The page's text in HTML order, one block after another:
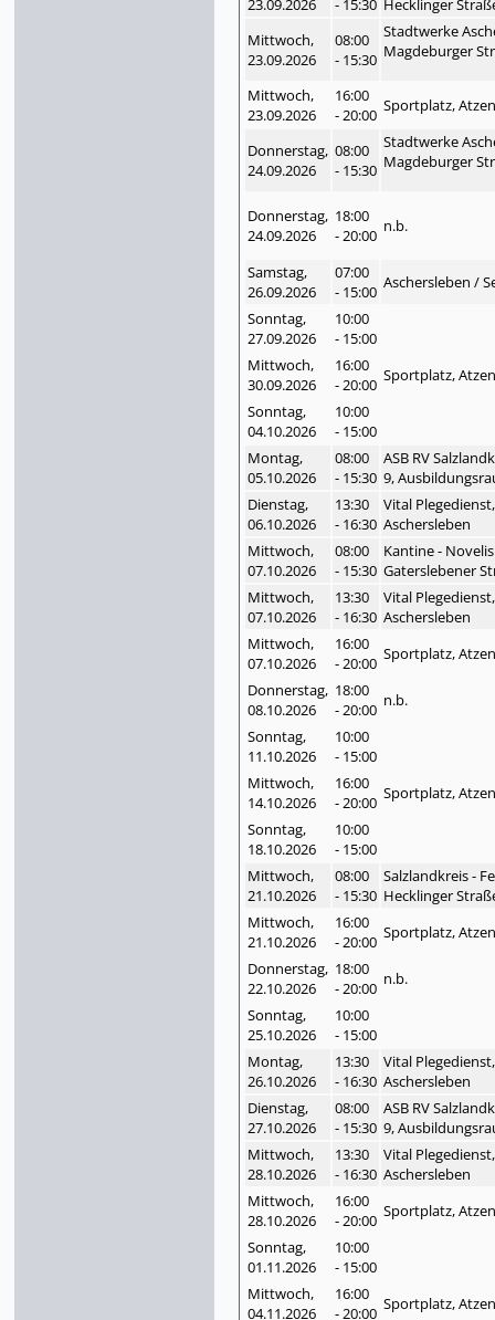
23.09.2026
- 15:30 Hecklinger
Mittwoch,
23.09.2026
08:00
- 15:30
Stadtwerke
Magdeburger
Mittwoch,
23.09.2026
16:00
- 20:00 Sportplatz,
Donnerstag,
24.09.2026
08:00
- 15:30
Stadtwerke
Magdeburger
Donnerstag,
24.09.2026
18:00
- 20:00 n.b.
Samstag,
26.09.2026
07:00
- 15:00 Aschersleben /
Sonntag,
27.09.2026
10:00
- 15:00
Mittwoch,
30.09.2026
16:00
- 20:00 Sportplatz,
Sonntag,
04.10.2026
10:00
- 15:00
Montag,
05.10.2026
08:00
- 15:30
ASB RV
9,
Dienstag,
06.10.2026
13:30
- 16:30
Vital
Aschersleben
Mittwoch,
07.10.2026
08:00
- 15:30
Kantine -
Gaterslebener
Mittwoch,
07.10.2026
13:30
- 16:30
Vital
Aschersleben
Mittwoch,
07.10.2026
16:00
- 20:00 Sportplatz,
Donnerstag,
08.10.2026
18:00
- 20:00 n.b.
Sonntag,
11.10.2026
10:00
- 15:00
Mittwoch,
14.10.2026
16:00
- 20:00 Sportplatz,
Sonntag,
18.10.2026
10:00
- 15:00
Mittwoch,
21.10.2026
08:00
- 15:30
Salzlandkreis -
Hecklinger
Mittwoch,
21.10.2026
16:00
- 20:00 Sportplatz,
Donnerstag,
22.10.2026
18:00
- 20:00 n.b.
Sonntag,
25.10.2026
10:00
- 15:00
Montag,
26.10.2026
13:30
- 16:30
Vital
Aschersleben
Dienstag,
27.10.2026
08:00
- 15:30
ASB RV
9,
Mittwoch,
28.10.2026
13:30
- 16:30
Vital
Aschersleben
Mittwoch,
28.10.2026
16:00
- 20:00 Sportplatz,
Sonntag,
01.11.2026
10:00
- 15:00
Mittwoch,
04.11.2026
16:00
- 20:00 Sportplatz,